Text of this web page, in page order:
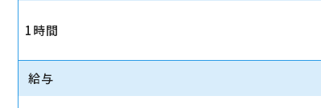
1時間
給与